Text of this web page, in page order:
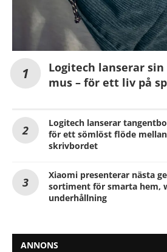
Logitech lanserar
mus – för ett liv på
Logitech lanserar
för ett sömlöst flöde
skrivbordet
Xiaomi presenterar nästa
sortiment för smarta hem,
underhållning
ANNONS